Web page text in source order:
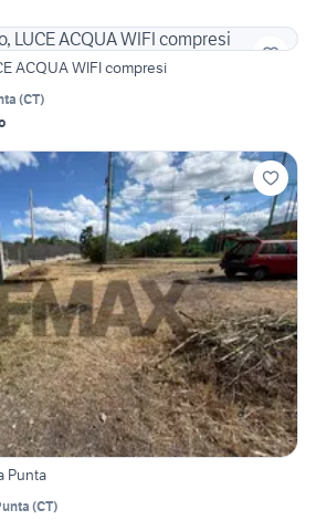
ACQUA WIFI compresi
(CT)
Punta
(CT)